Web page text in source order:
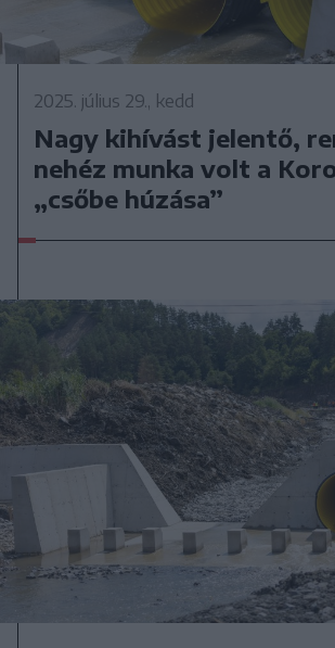
2025. július 29., kedd
Nagy kihívást jelentő,
nehéz munka volt a
„csőbe húzása”